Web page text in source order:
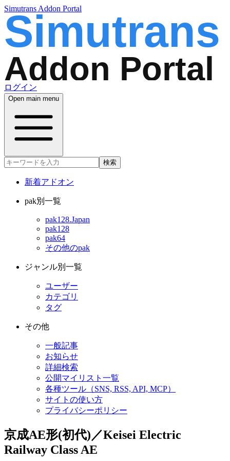
Simutrans Addon Portal
ログイン
Open main menu
検索
新着アドオン
pak別一覧
pak128.Japan
pak128
pak64
その他のpak
ジャンル別一覧
ユーザー
カテゴリ
タグ
その他
一般記事
お知らせ
詳細検索
公開マイリスト一覧
各種ツール（SNS, RSS, API, MCP）
サイトの使い方
プライバシーポリシー
京成AE形(初代)／Keisei Electric
Railway Class AE